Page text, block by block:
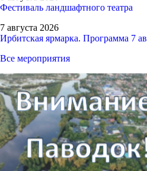
Фестиваль ландшафтного театра
7 августа 2026
Ирбитская ярмарка. Программа 7
Все мероприятия